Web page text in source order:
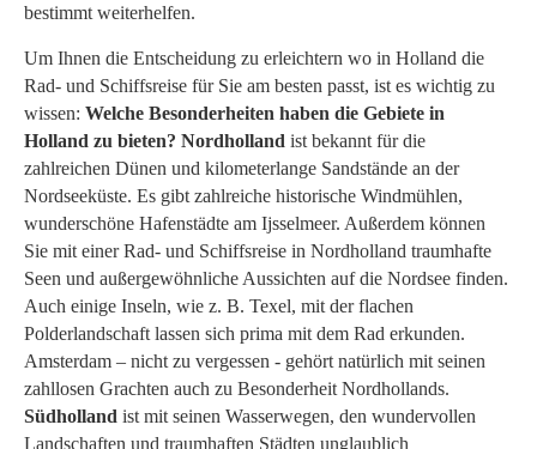
bestimmt weiterhelfen.
Um Ihnen die Entscheidung zu erleichtern wo in Holland die
Rad- und Schiffsreise für Sie am besten passt, ist es wichtig zu
wissen: Welche Besonderheiten haben die Gebiete in
Holland zu bieten? Nordholland ist bekannt für die
zahlreichen Dünen und kilometerlange Sandstände an der
Nordseeküste. Es gibt zahlreiche historische Windmühlen,
wunderschöne Hafenstädte am Ijsselmeer. Außerdem können
Sie mit einer Rad- und Schiffsreise in Nordholland traumhafte
Seen und außergewöhnliche Aussichten auf die Nordsee finden.
Auch einige Inseln, wie z. B. Texel, mit der flachen
Polderlandschaft lassen sich prima mit dem Rad erkunden.
Amsterdam – nicht zu vergessen - gehört natürlich mit seinen
zahllosen Grachten auch zu Besonderheit Nordhollands.
Südholland ist mit seinen Wasserwegen, den wundervollen
Landschaften und traumhaften Städten unglaublich